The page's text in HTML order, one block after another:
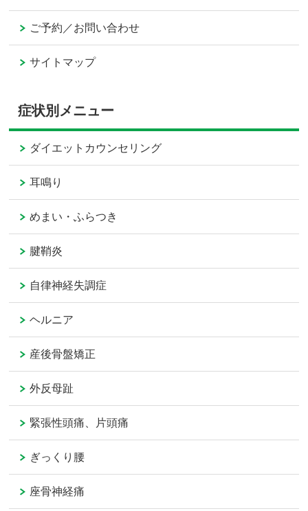
ご予約／お問い合わせ
サイトマップ
症状別メニュー
ダイエットカウンセリング
耳鳴り
めまい・ふらつき
腱鞘炎
自律神経失調症
ヘルニア
産後骨盤矯正
外反母趾
緊張性頭痛、片頭痛
ぎっくり腰
座骨神経痛